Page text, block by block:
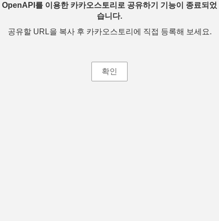
OpenAPI를 이용한 카카오스토리로 공유하기 기능이 종료되었
습니다.
공유할 URL을 복사 후 카카오스토리에 직접 등록해 보세요.
확인